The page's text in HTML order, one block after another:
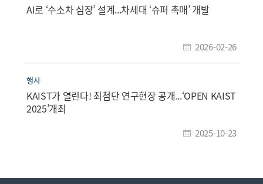
AI로 ‘수소차 심장’ 설계...차세대 ‘슈퍼 촉매’ 개발
2026-02-26
행사
KAIST가 열린다! 최첨단 연구현장 공개...‘OPEN KAIST
2025’개최
2025-10-23